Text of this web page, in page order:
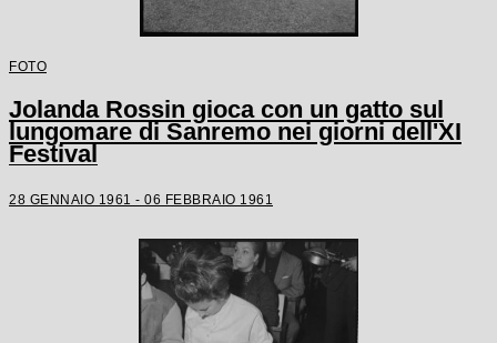
FOTO
Jolanda Rossin gioca con un gatto sul
lungomare di Sanremo nei giorni dell'XI
Festival
28 GENNAIO 1961 - 06 FEBBRAIO 1961